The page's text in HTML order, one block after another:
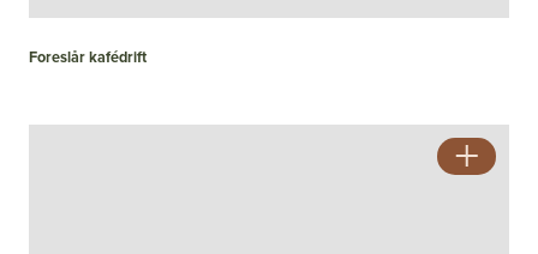
Foreslår kafédrift